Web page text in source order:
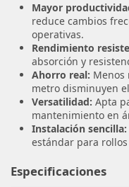
Mayor
reduce cambios
operativas.
Rendimiento
absorción y
Ahorro real: Menos
metro disminuyen
Versatilidad: Apta
mantenimiento en
Instalación sencilla:
estándar para
Especificaciones